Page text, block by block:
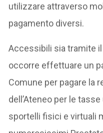
utilizzare attraverso
pagamento diversi.
Accessibili sia tramite il
occorre effettuare un
Comune per pagare la
dell’Ateneo per le
sportelli fisici e virtuali